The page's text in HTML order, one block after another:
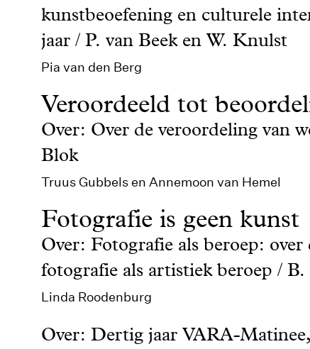
kunstbeoefening en culturele
jaar / P. van Beek en W. Knulst
Pia van den Berg
Veroordeeld tot
Over: Over de veroordeling van
Blok
Truus Gubbels en Annemoon van Hemel
Fotografie is geen kunst
Over: Fotografie als beroep:
fotografie als artistiek beroep /
Linda Roodenburg
Over: Dertig jaar VARA-